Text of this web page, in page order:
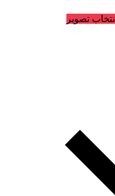
انتخاب تصویر